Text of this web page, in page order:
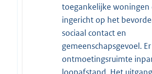
toegankelijke woningen
ingericht op het
sociaal contact en
gemeenschapsgevoel.
ontmoetingsruimte